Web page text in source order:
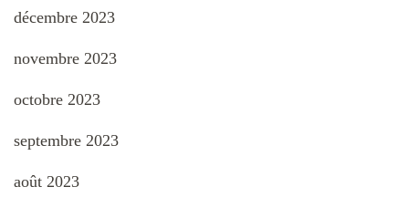
décembre 2023
novembre 2023
octobre 2023
septembre 2023
août 2023